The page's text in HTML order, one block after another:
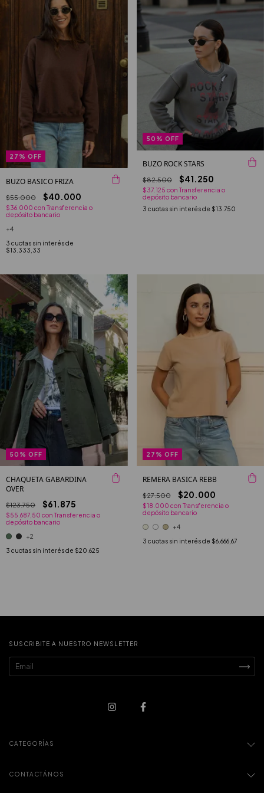
27 % OFF
BUZO BASICO FRIZA
$55.000 $40.000
$36.000 con Transferencia o
depósito bancario
+4
3 cuotas sin interés de
$13.333,33
50 % OFF
BUZO ROCK STARS
$82.500 $41.250
$37.125 con Transferencia o
depósito bancario
3 cuotas sin interés de $13.750
50 % OFF
CHAQUETA GABARDINA
OVER
$123.750 $61.875
$55.687,50 con Transferencia o
depósito bancario
+2
3 cuotas sin interés de $20.625
27 % OFF
REMERA BASICA REBB
$27.500 $20.000
$18.000 con Transferencia o
depósito bancario
+4
3 cuotas sin interés de $6.666,67
SUSCRIBITE A NUESTRO NEWSLETTER
CATEGORÍAS
CONTACTÁNOS